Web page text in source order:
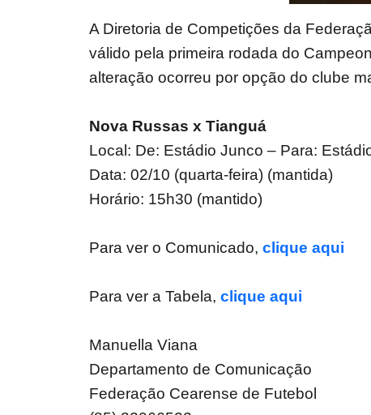
A Diretoria de Competições da
válido pela primeira rodada do
alteração ocorreu por opção do clube
Nova Russas x Tianguá
Local: De: Estádio Junco – Para:
Data: 02/10 (quarta-feira) (mantida)
Horário: 15h30 (mantido)
Para ver o Comunicado, clique aqui
Para ver a Tabela, clique aqui
Manuella Viana
Departamento de Comunicação
Federação Cearense de Futebol